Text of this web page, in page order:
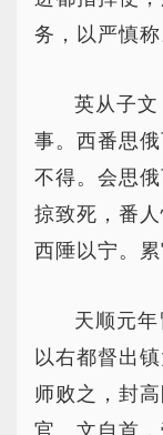
务，以严慎称
英从子
事。西番思
不得。会思
掠致死，番
西陲以宁。累
天顺元年
以右都督出
师败之，封
官。文自首，